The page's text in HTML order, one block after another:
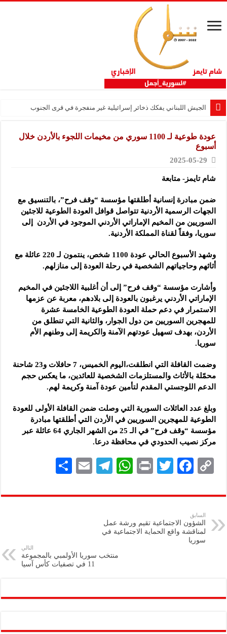
الجيش اللبناني يفكك ذخائر إسرائيلية غير منفجرة في قرى الجنوب
عودة طوعية لـ 1100 سوري من مخيمات اللجوء بالأردن خلال
أسبوع
2025-05-29
شام تايمز- متابعة
ضمن مبادرة إنسانية أطلقتها مؤسسة “وقف فرح”، بالتنسيق مع
الجهات الرسمية الأردنية تتواصل قوافل العودة الطوعية للاجئين
السوريين من المخيم الإماراتي الأردني الموجود في الأردن إلى
سوريا، وفقاً لقناة المملكة الأردنية.
وشهد الأسبوع الحالي عودة 1100 شخص، ينتمون لـ 220 عائلة مع
أثاثهم وحاجياتهم الشخصية في رحلة العودة إلى منازلهم.
وأشارت مؤسسة “وقف فرح” إلى أن أغلبية اللاجئين في المخيم
الإماراتي الأردني يرغبون بالعودة إلى بلادهم، معربة عن عزمها
الاستمرار في دعم حملة العودة الطوعية الخامسة عشرة
للمهجرين السوريين من دول الجوار، والثانية التي تنطلق من
الأردن، بهدف تسهيل عودتهم الآمنة والكريمة إلى وطنهم الأم
سوريا.
وضمت القافلة التي انطلقت،اليوم الخميس، 7 حافلات و23 شاحنة
محمّلة بالأثاث والمستلزمات الشخصية للعائدين، ما يعكس حجم
الدعم اللوجستي المقدم لتأمين عودة آمنة وكريمة لهم.
وبلغ عدد العائلات السورية التي وصلت ضمن القافلة الأولى للعودة
الطوعية للمهجرين السوريين في الأردن التي أطلقتها مبادرة
مؤسسة “وقف فرح” في الـ 25 من الشهر الجاري 64 عائلة عبر
مركز نصيب الحدودي في محافظة درعا.
C
p
y
Li
n
F
eb
k
T
tt
P
nt
W
at
A
p
Te
gr
E
ai
ar
السابق
الشؤون الاجتماعية تقيم ورشة عمل
لمناقشة واقع الحماية الاجتماعية في
سوريا
التالي
منتخب سوريا الأولمبي بالمجموعة
11 في تصفيات كأس آسيا